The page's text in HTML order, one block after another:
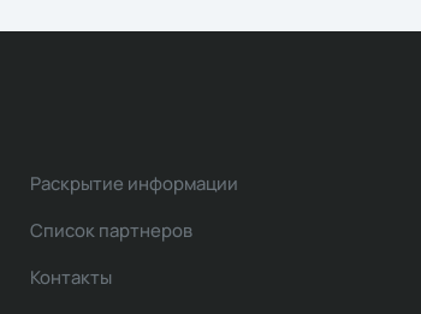
Раскрытие информации
Список партнеров
Контакты